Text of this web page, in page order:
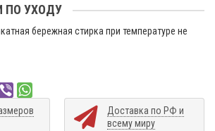
ПО УХОДУ
бережная стирка при температуре не
Доставка по РФ и
всему миру